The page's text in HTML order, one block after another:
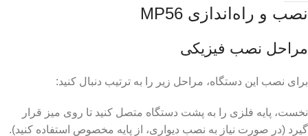
نصب و راه‌اندازی MP56
مراحل نصب فیزیکی
برای نصب این دستگاه، مراحل زیر را به ترتیب دنبال کنید:
نخست، پایه فلزی را به پشت دستگاه متصل کنید تا روی میز قرار
گیرد (در صورت نیاز به نصب دیواری، از پایه مخصوص استفاده کنید).